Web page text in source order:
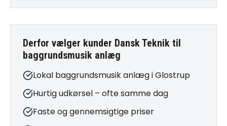
Derfor vælger kunder Dansk Teknik til
baggrundsmusik anlæg
Lokal baggrundsmusik anlæg i Glostrup
Hurtig udkørsel – ofte samme dag
Faste og gennemsigtige priser